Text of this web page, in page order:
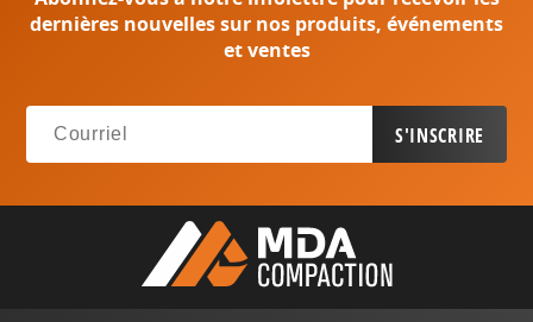
dernières nouvelles sur nos produits, événements
et ventes